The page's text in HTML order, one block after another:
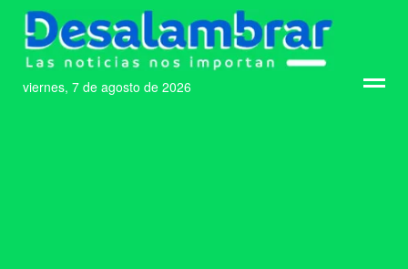
viernes, 7 de agosto de 2026